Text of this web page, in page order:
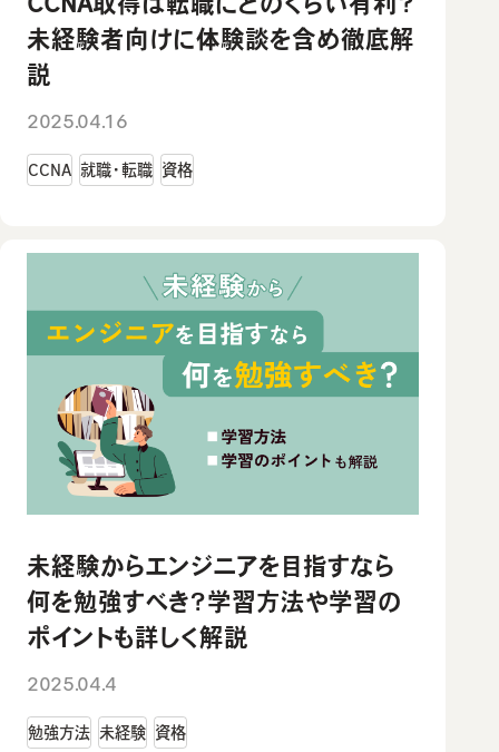
未経験者向けに体験談を含め徹底解
説
2025.04.16
CCNA 就職・転職 資格
未経験からエンジニアを目指すなら
何を勉強すべき？学習方法や学習の
ポイントも詳しく解説
2025.04.4
勉強方法 未経験 資格